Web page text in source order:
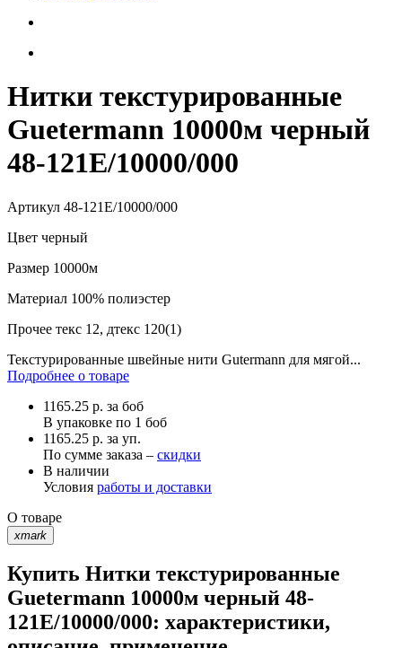
Нитки текстурированные
Guetermann 10000м черный
48-121E/10000/000
Артикул 48-121E/10000/000
Цвет черный
Размер 10000м
Материал 100% полиэстер
Прочее текс 12, дтекс 120(1)
Текстурированные швейные нити Gutermann для мягой...
Подробнее о товаре
1165.25 р. за боб
В упаковке по 1 боб
1165.25 р. за уп.
По сумме заказа – скидки
В наличии
Условия работы и доставки
О товаре
xmark
Купить Нитки текстурированные
Guetermann 10000м черный 48-
121E/10000/000: характеристики,